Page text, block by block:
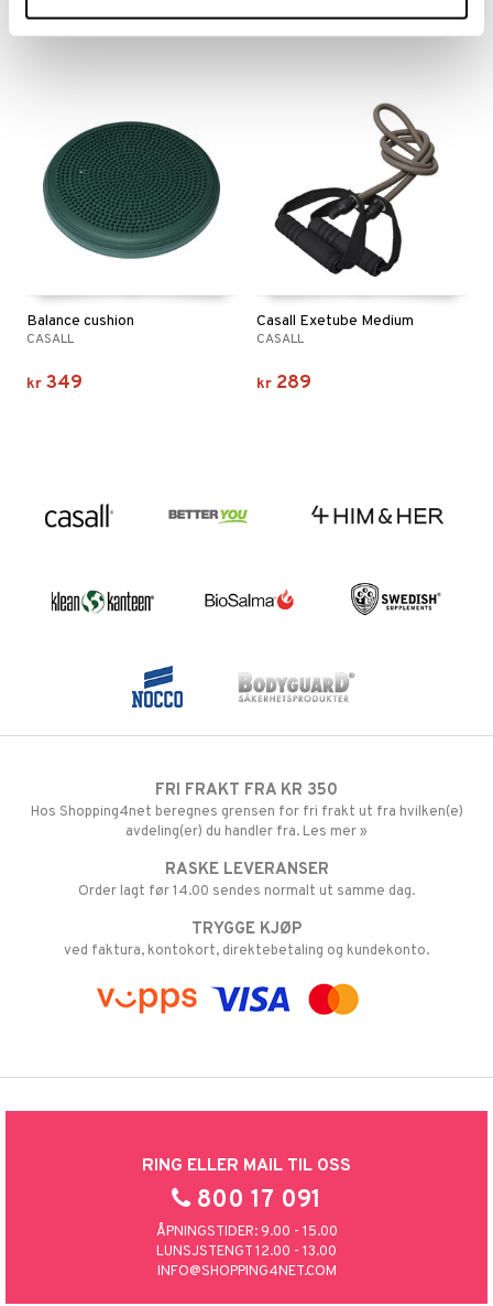
kr 269 kr 419
Balance cushion
CASALL
kr 349
Casall Exetube Medium
CASALL
kr 289
FRI FRAKT FRA KR 350
Hos Shopping4net beregnes grensen for fri frakt ut fra hvilken(e)
avdeling(er) du handler fra. Les mer »
RASKE LEVERANSER
Order lagt før 14.00 sendes normalt ut samme dag.
TRYGGE KJØP
ved faktura, kontokort, direktebetaling og kundekonto.
RING ELLER MAIL TIL OSS
800 17 091
ÅPNINGSTIDER: 9.00 - 15.00
LUNSJSTENGT 12.00 - 13.00
INFO@SHOPPING4NET.COM